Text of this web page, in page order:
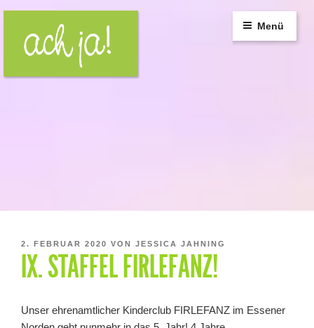
springen
Menü
VERÖFFENTLICHT
AM
2. FEBRUAR 2020 VON JESSICA JAHNING
IX. STAFFEL FIRLEFANZ!
Unser ehrenamtlicher Kinderclub FIRLEFANZ im Essener